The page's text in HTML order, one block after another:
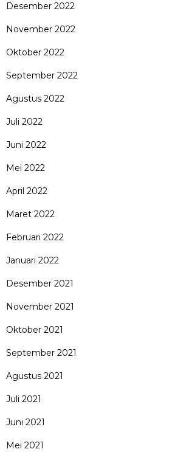
Desember 2022
November 2022
Oktober 2022
September 2022
Agustus 2022
Juli 2022
Juni 2022
Mei 2022
April 2022
Maret 2022
Februari 2022
Januari 2022
Desember 2021
November 2021
Oktober 2021
September 2021
Agustus 2021
Juli 2021
Juni 2021
Mei 2021